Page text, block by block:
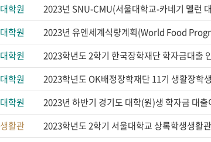
대학원 2023년 SNU-CMU(서울대학교-카네기 멜런
대학원
대학원 2023학년도 2학기 한국장학재단 학자금대출
대학원 2023학년도 OK배정장학재단 11기 생활장학
대학원 2023년 하반기 경기도 대학(원)생 학자금 대
생활관 2023학년도 2학기 서울대학교 상록학생생활